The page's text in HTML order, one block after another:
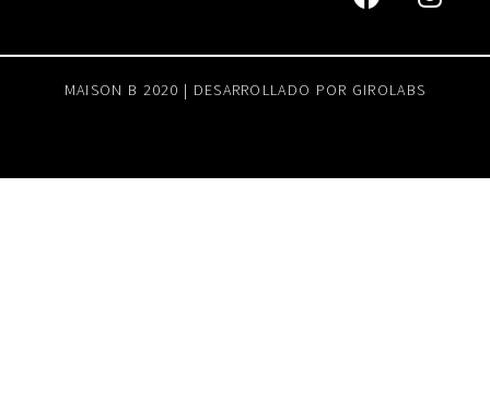
MAISON B 2020 | DESARROLLADO POR GIROLABS